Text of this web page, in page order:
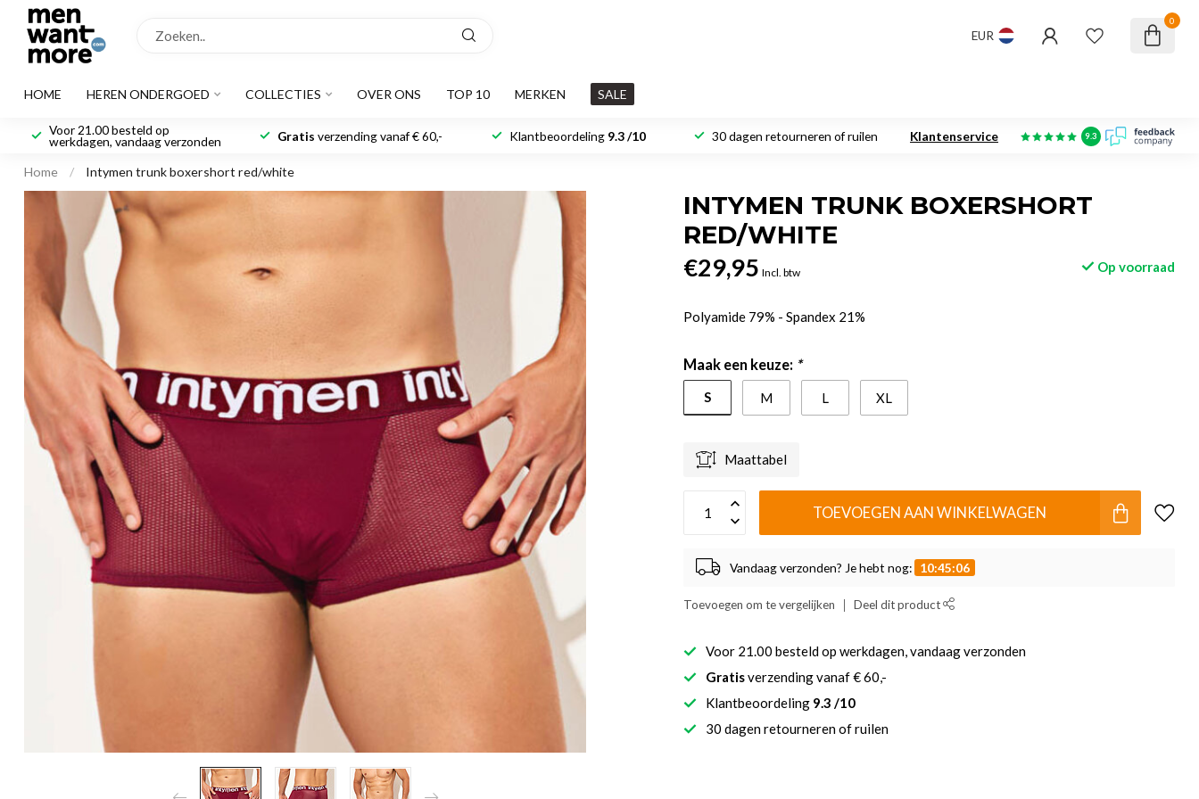
EUR
0
HOME HEREN ONDERGOED COLLECTIES OVER ONS TOP 10 MERKEN SALE
Voor 21.00 besteld op
werkdagen, vandaag verzonden Gratis verzending vanaf € 60,- Klantbeoordeling 9.3 /10 30 dagen retourneren of ruilen Klantenservice 9.3
Home / Intymen trunk boxershort red/white
INTYMEN TRUNK BOXERSHORT
RED/WHITE
€29,95 Incl. btw Op voorraad
Polyamide 79% - Spandex 21%
Maak een keuze: *
S M L XL
Maattabel
TOEVOEGEN AAN WINKELWAGEN
Vandaag verzonden? Je hebt nog: 10:45:05
Toevoegen om te vergelijken Deel dit product
Voor 21.00 besteld op werkdagen, vandaag verzonden
Gratisverzending vanaf € 60,-
Klantbeoordeling 9.3 /10
30 dagen retourneren of ruilen